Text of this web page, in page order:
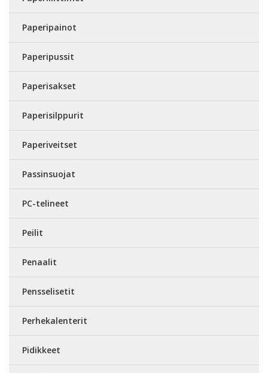
Paperipainot
Paperipussit
Paperisakset
Paperisilppurit
Paperiveitset
Passinsuojat
PC-telineet
Peilit
Penaalit
Pensselisetit
Perhekalenterit
Pidikkeet